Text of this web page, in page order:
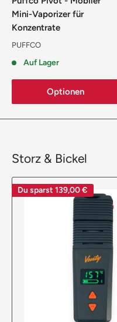
Mini-Vaporizer für
Konzentrate
PUFFCO
Auf Lager
Optionen
Storz & Bickel
Du sparst 139,00 €